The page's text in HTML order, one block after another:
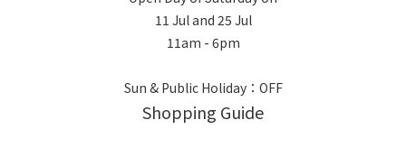
11 Jul and 25 Jul
11am - 6pm
Sun & Public Holiday：OFF
Shopping Guide